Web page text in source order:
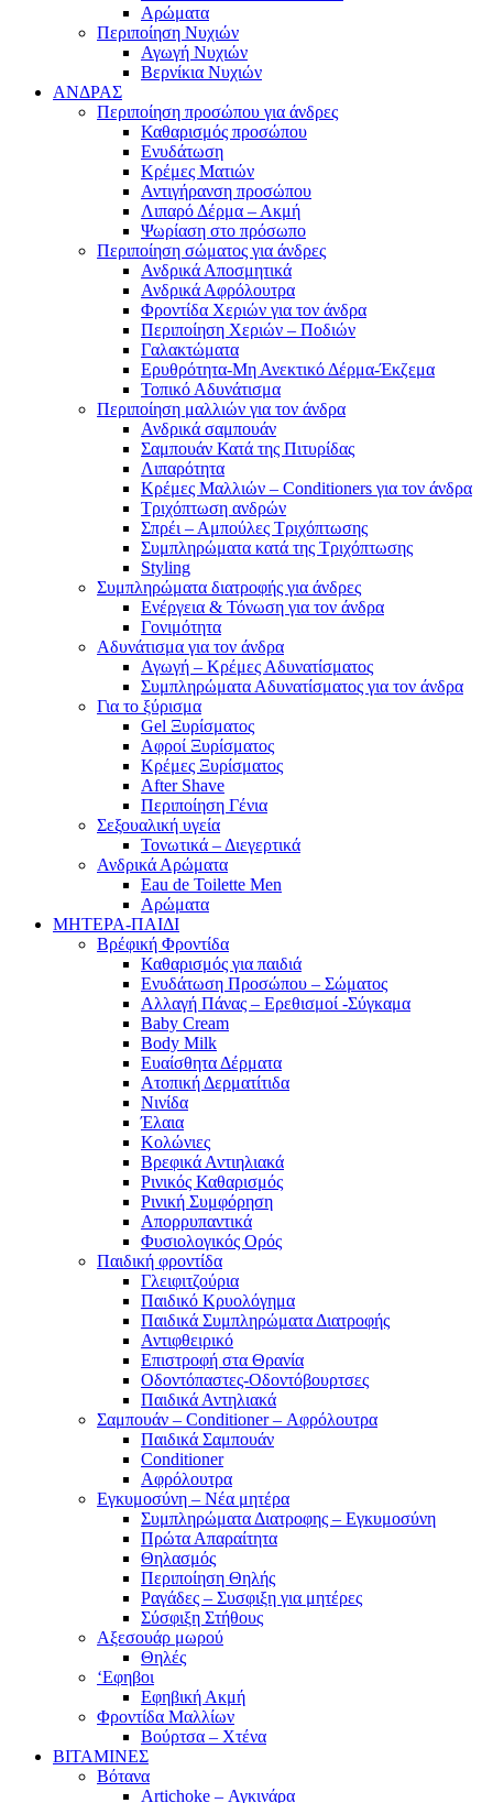
Αρώματα
Περιποίηση Νυχιών
Αγωγή Νυχιών
Βερνίκια Νυχιών
ΑΝΔΡΑΣ
Περιποίηση προσώπου για άνδρες
Καθαρισμός προσώπου
Ενυδάτωση
Κρέμες Ματιών
Αντιγήρανση προσώπου
Λιπαρό Δέρμα – Ακμή
Ψωρίαση στο πρόσωπο
Περιποίηση σώματος για άνδρες
Ανδρικά Αποσμητικά
Ανδρικά Αφρόλουτρα
Φροντίδα Χεριών για τον άνδρα
Περιποίηση Χεριών – Ποδιών
Γαλακτώματα
Ερυθρότητα-Μη Ανεκτικό Δέρμα-Έκζεμα
Τοπικό Αδυνάτισμα
Περιποίηση μαλλιών για τον άνδρα
Ανδρικά σαμπουάν
Σαμπουάν Κατά της Πιτυρίδας
Λιπαρότητα
Κρέμες Μαλλιών – Conditioners για τον άνδρα
Τριχόπτωση ανδρών
Σπρέι – Αμπούλες Τριχόπτωσης
Συμπληρώματα κατά της Τριχόπτωσης
Styling
Συμπληρώματα διατροφής για άνδρες
Ενέργεια & Τόνωση για τον άνδρα
Γονιμότητα
Αδυνάτισμα για τον άνδρα
Αγωγή – Κρέμες Αδυνατίσματος
Συμπληρώματα Αδυνατίσματος για τον άνδρα
Για το ξύρισμα
Gel Ξυρίσματος
Αφροί Ξυρίσματος
Κρέμες Ξυρίσματος
After Shave
Περιποίηση Γένια
Σεξουαλική υγεία
Τονωτικά – Διεγερτικά
Ανδρικά Αρώματα
Eau de Toilette Men
Αρώματα
ΜΗΤΕΡΑ-ΠΑΙΔΙ
Βρέφική Φροντίδα
Καθαρισμός για παιδιά
Ενυδάτωση Προσώπου – Σώματος
Αλλαγή Πάνας – Ερεθισμοί -Σύγκαμα
Baby Cream
Body Milk
Ευαίσθητα Δέρματα
Ατοπική Δερματίτιδα
Νινίδα
Έλαια
Κολώνιες
Βρεφικά Αντιηλιακά
Ρινικός Καθαρισμός
Ρινική Συμφόρηση
Απορρυπαντικά
Φυσιολογικός Ορός
Παιδική φροντίδα
Γλειφιτζούρια
Παιδικό Κρυολόγημα
Παιδικά Συμπληρώματα Διατροφής
Αντιφθειρικό
Επιστροφή στα Θρανία
Οδοντόπαστες-Οδοντόβουρτσες
Παιδικά Αντηλιακά
Σαμπουάν – Conditioner – Αφρόλουτρα
Παιδικά Σαμπουάν
Conditioner
Αφρόλουτρα
Εγκυμοσύνη – Νέα μητέρα
Συμπληρώματα Διατροφης – Εγκυμοσύνη
Πρώτα Απαραίτητα
Θηλασμός
Περιποίηση Θηλής
Ραγάδες – Συσφιξη για μητέρες
Σύσφιξη Στήθους
Αξεσουάρ μωρού
Θηλές
‘Εφηβοι
Εφηβική Ακμή
Φροντίδα Μαλλίων
Βούρτσα – Χτένα
ΒΙΤΑΜΙΝΕΣ
Βότανα
Artichoke – Αγκινάρα